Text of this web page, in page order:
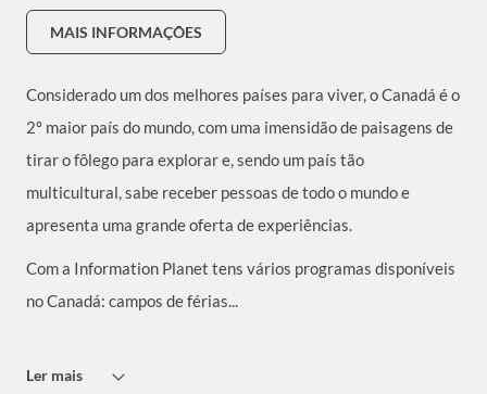
MAIS INFORMAÇÕES
Considerado um dos melhores países para viver, o Canadá é o
2º maior país do mundo, com uma imensidão de paisagens de
tirar o fôlego para explorar e, sendo um país tão
multicultural, sabe receber pessoas de todo o mundo e
apresenta uma grande oferta de experiências.
Com a Information Planet tens vários programas disponíveis
no Canadá: campos de férias...
Ler mais